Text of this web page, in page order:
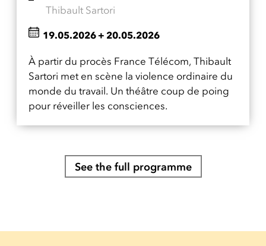
Thibault Sartori
À partir du procès France Télécom, Thibault
Sartori met en scène la violence ordinaire du
monde du travail. Un théâtre coup de poing
pour réveiller les consciences.
19.05.2026+ 20.05.2026
See the full programme